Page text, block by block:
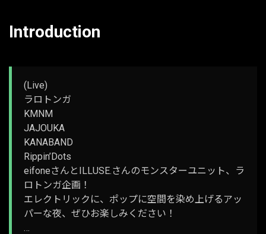
Introduction
(Live)
ラロトンガ
KMNM
JAJOUKA
KANABAND
Rippin’Dots
eifoneさんとILLUSE.さんのモンスターユニット、ラ
ロトンガ企画！
エレクトリックに、ポップに空間を染め上げるアッ
パーな夜、ぜひお楽しみください！
…